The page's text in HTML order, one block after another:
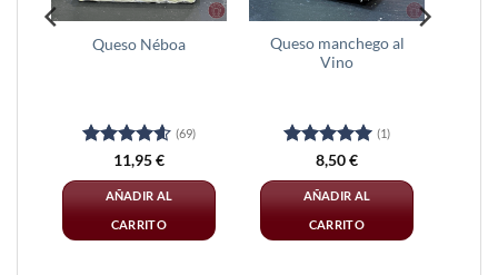
Queso Néboa
Valorado
con4.62
de 5
(69)
11,95€
AÑADIR AL
CARRITO
Queso manchego al
Vino
Valorado
con5de 5
(1)
8,50€
AÑADIR AL
CARRITO